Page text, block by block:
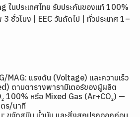
ในประเทศไทย รับประกันของแท้ 100%
ชั่วโมง | EEC วันถัดไป | ทั่วประเทศ 1–
MAG: แรงดัน (Voltage) และความเร็ว
ตามตารางพารามิเตอร์ของผู้ผลิต
100% หรือ Mixed Gas (Ar+CO₂) —
ร/นาที
: ขจัดสนิม น้ำมัน และสิ่งสกปรกออกก่อน